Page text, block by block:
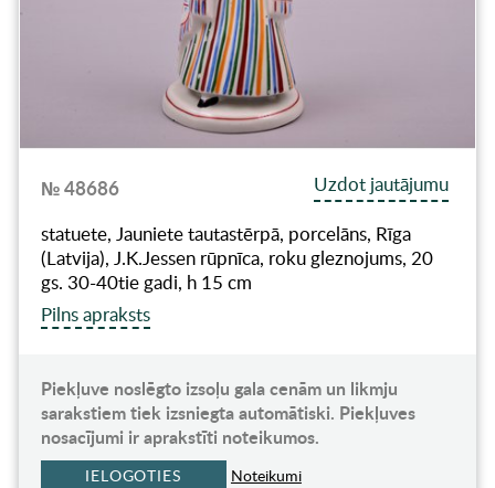
№ 48686
Uzdot jautājumu
statuete, Jauniete tautastērpā, porcelāns, Rīga
(Latvija), J.K.Jessen rūpnīca, roku gleznojums, 20
gs. 30-40tie gadi, h 15 cm
Pilns apraksts
Piekļuve noslēgto izsoļu gala cenām un likmju
sarakstiem tiek izsniegta automātiski. Piekļuves
nosacījumi ir aprakstīti noteikumos.
IELOGOTIES Noteikumi